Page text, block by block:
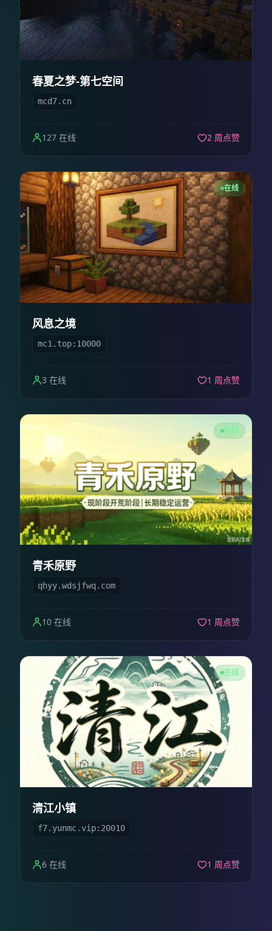
春夏之梦-第七空间
mcd7.cn
127 在线 2 周点赞
在线
风息之境
mc1.top:10000
3 在线 1 周点赞
在线
青禾原野
qhyy.wdsjfwq.com
10 在线 1 周点赞
在线
清江小镇
f7.yunmc.vip:20010
6 在线 1 周点赞